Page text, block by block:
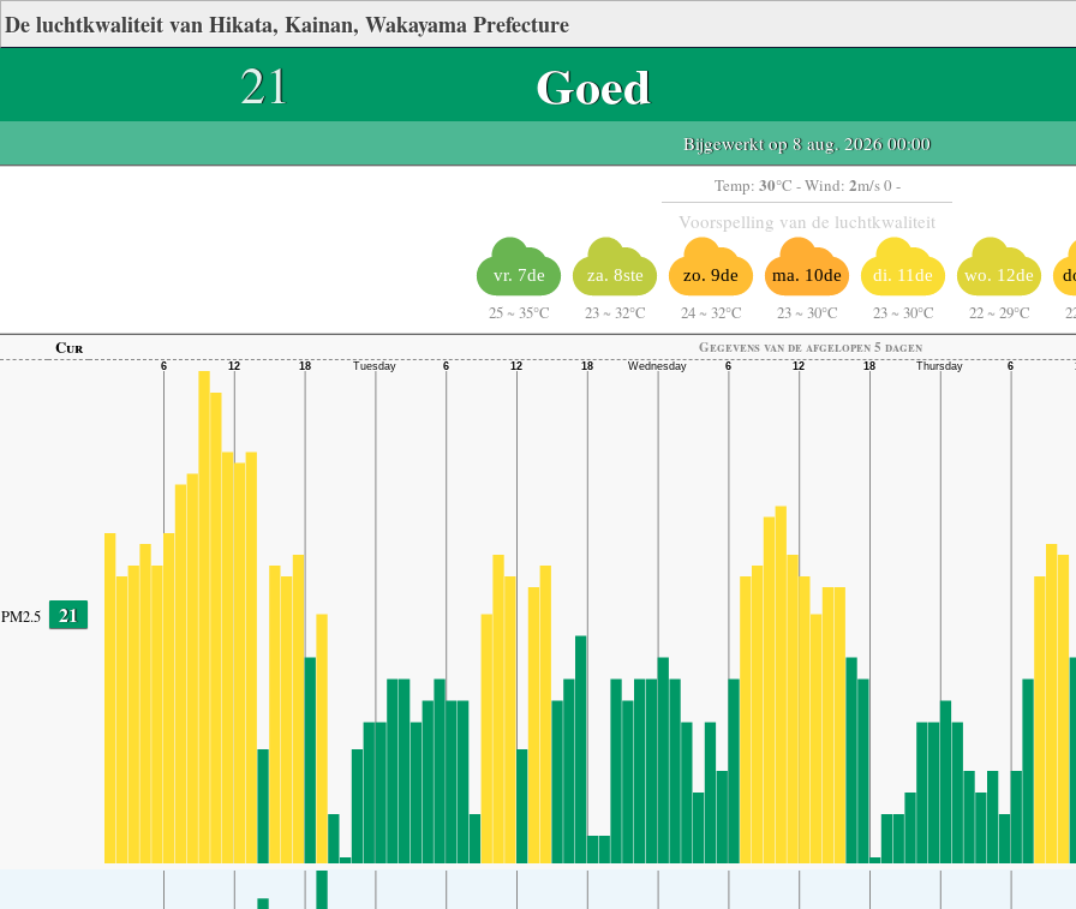
De luchtkwaliteit van Hikata, Kainan, Wakayama Prefecture
21 Goed
Bijgewerkt op 8 aug. 2026 00:00
Temp: 30°C - Wind: 2m/s 0 -
Voorspelling van de luchtkwaliteit
vr. 7de
25 ~ 35°C
za. 8ste
23 ~ 32°C
zo. 9de
24 ~ 32°C
ma. 10de
23 ~ 30°C
di. 11de
23 ~ 30°C
wo. 12de
22 ~ 29°C
Cur
Gegevens van de afgelopen 5 dagen
PM2.5 21